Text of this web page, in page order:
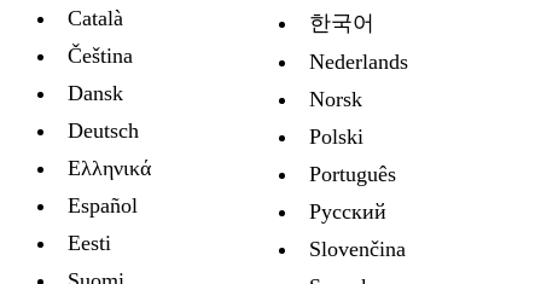
Català
Čeština
Dansk
Deutsch
Ελληνικά
Español
Eesti
한국어
Nederlands
Norsk
Polski
Português
Русский
Slovenčina